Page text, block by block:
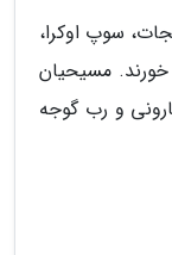
سوپ اوکرا،
مسیحیان
و رب گوجه